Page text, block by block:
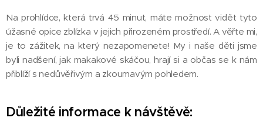
Na prohlídce, která trvá 45 minut, máte možnost vidět tyto
úžasné opice zblízka v jejich přirozeném prostředí. A věřte mi,
je to zážitek, na který nezapomenete! My i naše děti jsme
byli nadšení, jak makakové skáčou, hrají si a občas se k nám
přiblíží s nedůvěřivým a zkoumavým pohledem.
Důležité informace k návštěvě: